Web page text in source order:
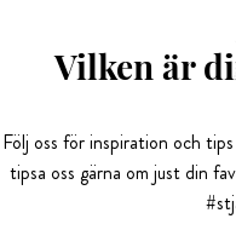
Vilken är
Följ oss för inspiration och
tipsa oss gärna om just din